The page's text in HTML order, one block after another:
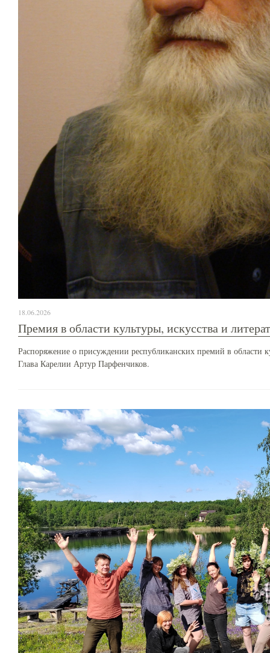
18.06.2026
Премия в области культуры, искусства и
Распоряжение о присуждении республиканских премий в области
Глава Карелии Артур Парфенчиков.